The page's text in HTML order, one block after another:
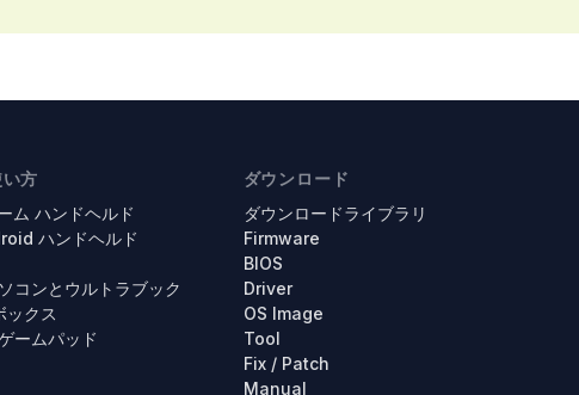
方
ム ハンドヘルド
ハンドヘルド
コンとウルトラブック
クス
ームパッド
ダウンロード
ダウンロードライブラリ
Firmware
BIOS
Driver
OS Image
Tool
Fix / Patch
Manual